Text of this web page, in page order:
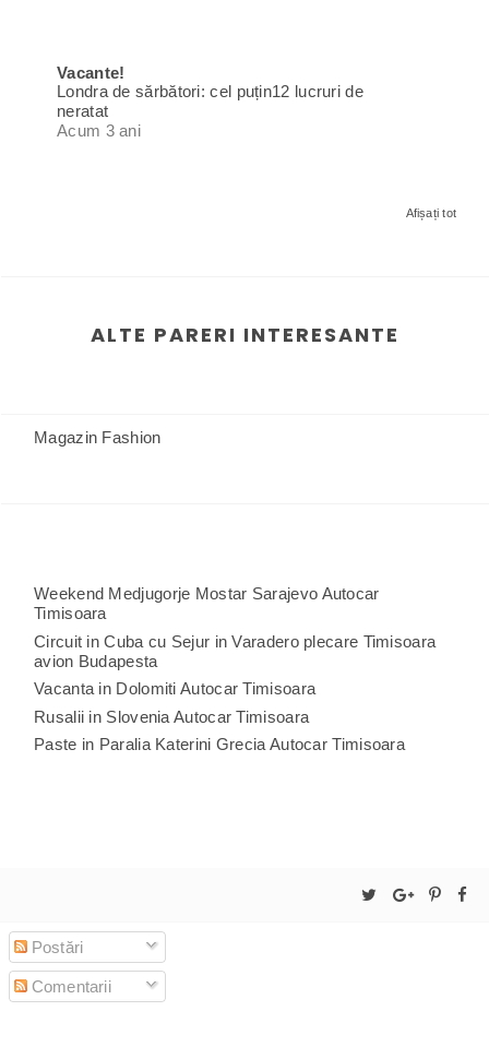
Vacante!
Londra de sărbători: cel puțin12 lucruri de
neratat
Acum 3 ani
Afișați tot
ALTE PARERI INTERESANTE
Magazin Fashion
Weekend Medjugorje Mostar Sarajevo Autocar
Timisoara
Circuit in Cuba cu Sejur in Varadero plecare Timisoara
avion Budapesta
Vacanta in Dolomiti Autocar Timisoara
Rusalii in Slovenia Autocar Timisoara
Paste in Paralia Katerini Grecia Autocar Timisoara
Postări
Comentarii